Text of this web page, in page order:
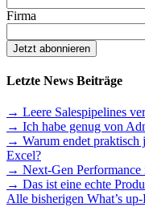
Firma
Letzte News Beiträge
→ Leere Salespipelines
→ Ich habe genug von
→ Warum endet praktisch
Excel?
→ Next-Gen Performance
→ Das ist eine echte
Alle bisherigen What’s